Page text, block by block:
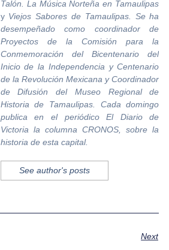
Talón. La Música Norteña en Tamaulipas
y Viejos Sabores de Tamaulipas. Se ha
desempeñado como coordinador de
Proyectos de la Comisión para la
Conmemoración del Bicentenario del
Inicio de la Independencia y Centenario
de la Revolución Mexicana y Coordinador
de Difusión del Museo Regional de
Historia de Tamaulipas. Cada domingo
publica en el periódico El Diario de
Victoria la columna CRONOS, sobre la
historia de esta capital.
See author's posts
Next